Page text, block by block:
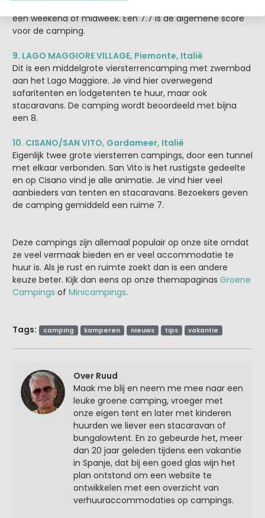
een weekend of midweek. Een 7.7 is de algemene score
voor de camping.
9. LAGO MAGGIORE VILLAGE, Piemonte, Italië
Dit is een middelgrote viersterrencamping met zwembad
aan het Lago Maggiore. Je vind hier overwegend
safaritenten en lodgetenten te huur, maar ook
stacaravans. De camping wordt beoordeeld met bijna
een 8.
10. CISANO/SAN VITO, Gardameer, Italië
Eigenlijk twee grote viersterren campings, door een tunnel
met elkaar verbonden. San Vito is het rustigste gedeelte
en op Cisano vind je alle animatie. Je vind hier veel
aanbieders van tenten en stacaravans. Bezoekers geven
de camping gemiddeld een ruime 7.
Deze campings zijn allemaal populair op onze site omdat
ze veel vermaak bieden en er veel accommodatie te
huur is. Als je rust en ruimte zoekt dan is een andere
keuze beter. Kijk dan eens op onze themapaginas Groene
Campings of Minicampings.
Tags: camping kamperen nieuws tips vakantie
Over Ruud
Maak me blij en neem me mee naar een
leuke groene camping, vroeger met
onze eigen tent en later met kinderen
huurden we liever een stacaravan of
bungalowtent. En zo gebeurde het, meer
dan 20 jaar geleden tijdens een vakantie
in Spanje, dat bij een goed glas wijn het
plan ontstond om een website te
ontwikkelen met een overzicht van
verhuuraccommodaties op campings.